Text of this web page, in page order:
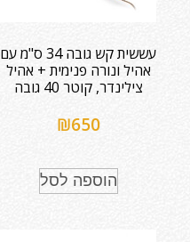
עששית קש גובה 34 ס"מ עם
אהיל ונורה פנימית + אהיל
צילינדר, קוטר 40 גובה
₪650
הוספה לסל